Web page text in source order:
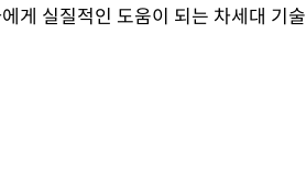
게 실질적인 도움이 되는 차세대 기술